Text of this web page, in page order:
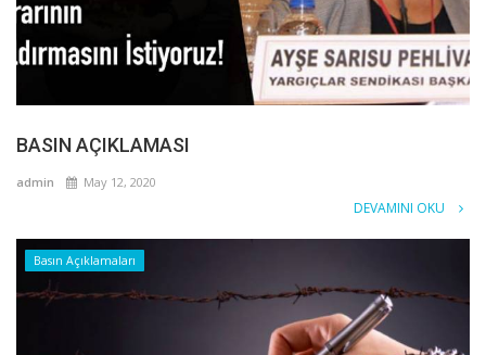
BASIN AÇIKLAMASI
admin May 12, 2020
DEVAMINI OKU
Basın Açıklamaları